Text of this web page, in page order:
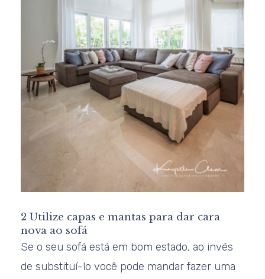
2 Utilize capas e mantas para dar cara
nova ao sofá
Se o seu sofá está em bom estado, ao invés
de substituí-lo você pode mandar fazer uma